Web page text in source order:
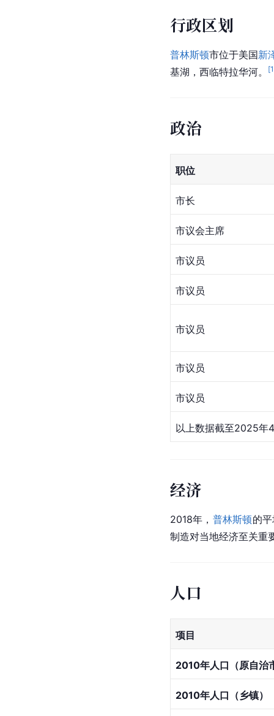
行政区划
普林斯顿市位于美国新
基湖，西临特拉华河。
[1
政治
职位
市长
市议会主席
市议员
市议员
市议员
市议员
市议员
以上数据截至2025年
经济
2018年， 普林斯顿的
制造对当地经济至关重
人口
项目
2010年人口（原自治
2010年人口（乡镇）